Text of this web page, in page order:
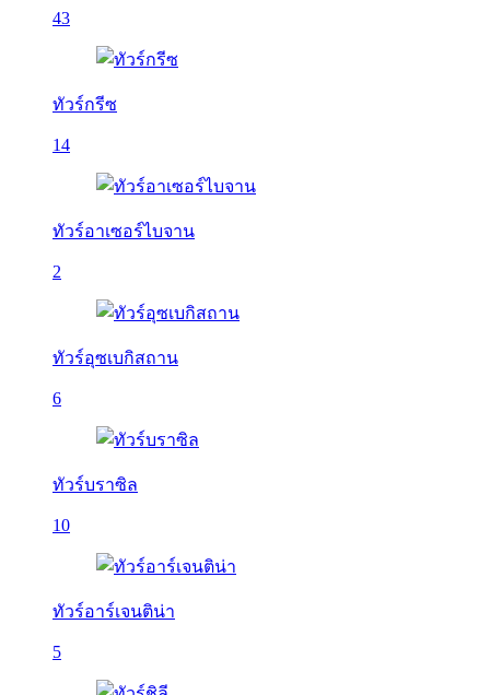
43
ทัวร์กรีซ
14
ทัวร์อาเซอร์ไบจาน
2
ทัวร์อุซเบกิสถาน
6
ทัวร์บราซิล
10
ทัวร์อาร์เจนติน่า
5